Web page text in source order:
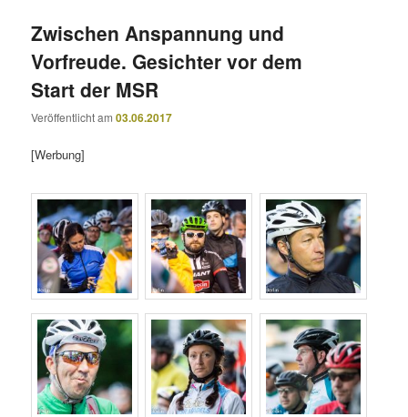
Zwischen Anspannung und
Vorfreude. Gesichter vor dem
Start der MSR
Veröffentlicht am03.06.2017
[Werbung]